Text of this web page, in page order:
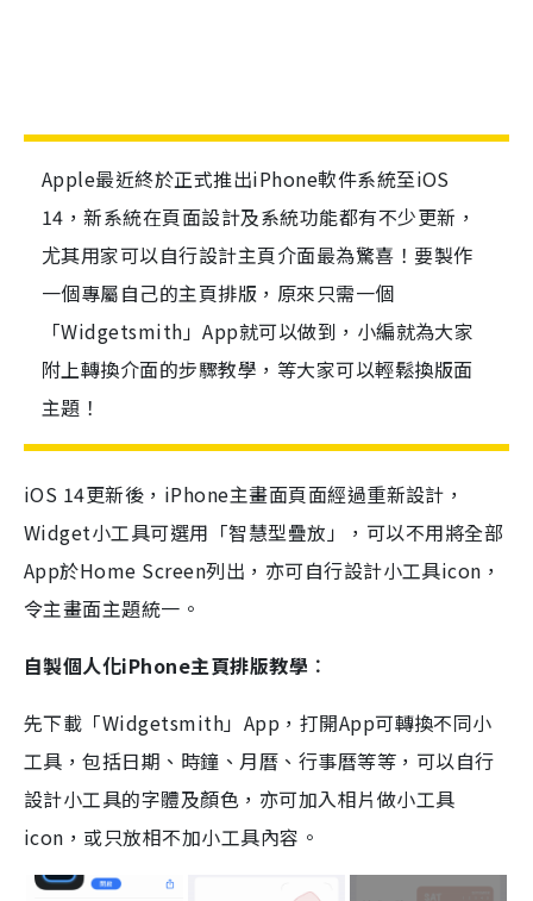
Apple最近終於正式推出iPhone軟件系統至iOS
14，新系統在頁面設計及系統功能都有不少更新，
尤其用家可以自行設計主頁介面最為驚喜！要製作
一個專屬自己的主頁排版，原來只需一個
「Widgetsmith」App就可以做到，小編就為大家
附上轉換介面的步驟教學，等大家可以輕鬆換版面
主題！
iOS 14更新後，iPhone主畫面頁面經過重新設計 ，
Widget小工具可選用「智慧型疊放」
，可以不用將全部
App於Home Screen列出，亦可自行設計小工具icon，
令主畫面主題統一。
自製個人化iPhone主頁排版教學︰
先下載「Widgetsmith」 App ，打開App可轉換不同小
工具，包括日期、時鐘、月曆、行事曆等等，可以自行
設計小工具的字體及顏色，亦可加入相片做小工具
icon ，或只放相不加小工具內容。